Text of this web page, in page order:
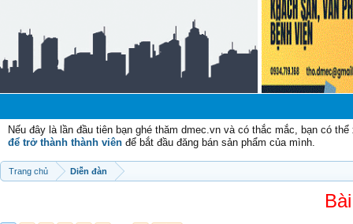
Nếu đây là lần đầu tiên bạn ghé thăm dmec.vn và có thắc mắc, bạn có
để trở thành thành viên để bắt đầu đăng bán sản phẩm của mình.
Trang chủ Diễn đàn